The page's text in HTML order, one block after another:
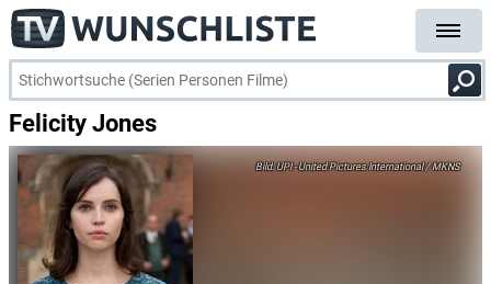
Felicity Jones
UPI - United Pictures International / MKNS